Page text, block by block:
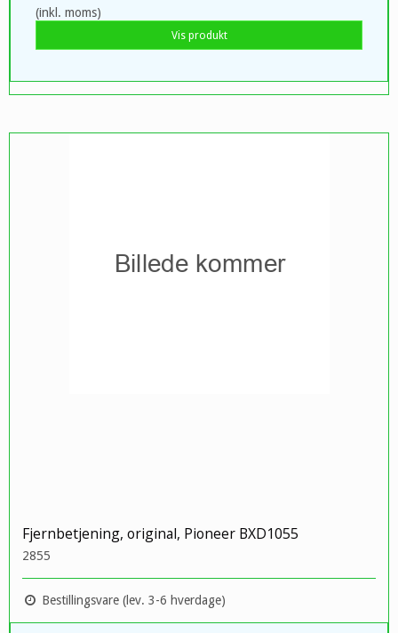
(inkl. moms)
Vis produkt
Fjernbetjening, original, Pioneer BXD1055
2855
Bestillingsvare (lev. 3-6 hverdage)